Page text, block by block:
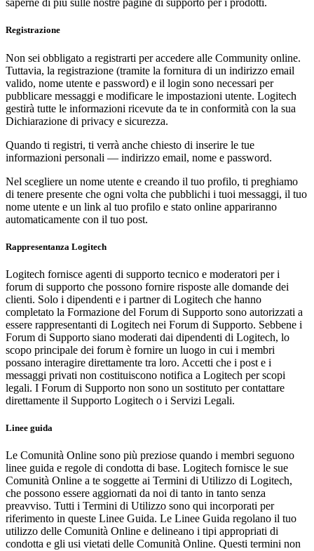
saperne di più sulle nostre pagine di supporto per i prodotti.
Registrazione
Non sei obbligato a registrarti per accedere alle Community online.
Tuttavia, la registrazione (tramite la fornitura di un indirizzo email
valido, nome utente e password) e il login sono necessari per
pubblicare messaggi e modificare le impostazioni utente. Logitech
gestirà tutte le informazioni ricevute da te in conformità con la sua
Dichiarazione di privacy e sicurezza.
Quando ti registri, ti verrà anche chiesto di inserire le tue
informazioni personali — indirizzo email, nome e password.
Nel scegliere un nome utente e creando il tuo profilo, ti preghiamo
di tenere presente che ogni volta che pubblichi i tuoi messaggi, il tuo
nome utente e un link al tuo profilo e stato online appariranno
automaticamente con il tuo post.
Rappresentanza Logitech
Logitech fornisce agenti di supporto tecnico e moderatori per i
forum di supporto che possono fornire risposte alle domande dei
clienti. Solo i dipendenti e i partner di Logitech che hanno
completato la Formazione del Forum di Supporto sono autorizzati a
essere rappresentanti di Logitech nei Forum di Supporto. Sebbene i
Forum di Supporto siano moderati dai dipendenti di Logitech, lo
scopo principale dei forum è fornire un luogo in cui i membri
possano interagire direttamente tra loro. Accetti che i post e i
messaggi privati non costituiscono notifica a Logitech per scopi
legali. I Forum di Supporto non sono un sostituto per contattare
direttamente il Supporto Logitech o i Servizi Legali.
Linee guida
Le Comunità Online sono più preziose quando i membri seguono
linee guida e regole di condotta di base. Logitech fornisce le sue
Comunità Online a te soggette ai Termini di Utilizzo di Logitech,
che possono essere aggiornati da noi di tanto in tanto senza
preavviso. Tutti i Termini di Utilizzo sono qui incorporati per
riferimento in queste Linee Guida. Le Linee Guida regolano il tuo
utilizzo delle Comunità Online e delineano i tipi appropriati di
condotta e gli usi vietati delle Comunità Online. Questi termini non